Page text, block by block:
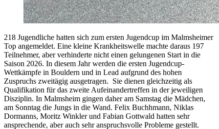
218 Jugendliche hatten sich zum ersten Jugendcup im Malmsheimer
Top angemeldet. Eine kleine Krankheitswelle machte daraus 197
Teilnehmer, aber verhinderte nicht einen gelungenen Start in die
Saison 2026. In diesem Jahr werden die ersten Jugendcup-
Wettkämpfe in Bouldern und in Lead aufgrund des hohen
Zuspruchs zweitägig ausgetragen. Sie dienen gleichzeitig als
Qualifikation für das zweite Aufeinandertreffen in der jeweiligen
Disziplin. In Malmsheim gingen daher am Samstag die Mädchen,
am Sonntag die Jungs in die Wand. Felix Buchhmann, Niklas
Dormanns, Moritz Winkler und Fabian Gottwald hatten sehr
ansprechende, aber auch sehr anspruchsvolle Probleme gestellt.